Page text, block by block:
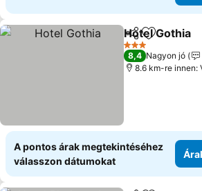
Megosztás
Hotel Gothia
3 Kategória
8,4 Nagyon jó
8.6 km-re innen:
A pontos árak megtekintéséhez
válasszon dátumokat